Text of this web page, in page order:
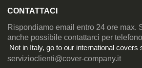
CONTATTACI
Rispondiamo email entro 24 ore max.
anche possibile contattarci per
Not in Italy, go to our international covers
servizioclienti@cover-company.it